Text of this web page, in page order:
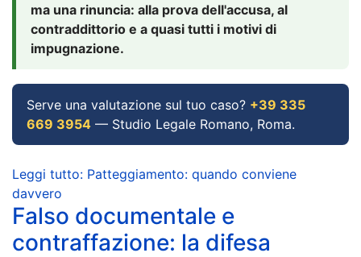
ma una rinuncia: alla prova dell'accusa, al
contraddittorio e a quasi tutti i motivi di
impugnazione.
Serve una valutazione sul tuo caso? +39 335
669 3954 — Studio Legale Romano, Roma.
Leggi tutto: Patteggiamento: quando conviene
davvero
Falso documentale e
contraffazione: la difesa